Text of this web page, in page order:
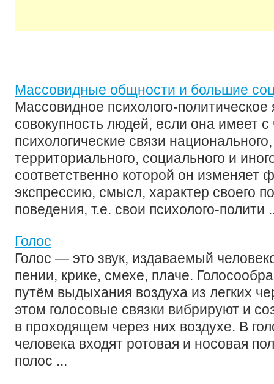
Массовидные общности и большие
Массовидное психолого-
совокупность людей, если она имеет с
психологические связи
территориального, социального и
соответственно которой он изменяет
экспрессию, смысл, характер своего
поведения, т.е. свои психолого-полити
Голос
Голос — это звук, издаваемый
пении, крике, смехе, плаче.
путём выдыхания воздуха из легких
этом голосовые связки вибрируют и
в проходящем через них воздухе. В
человека входят ротовая и носовая
полос ...